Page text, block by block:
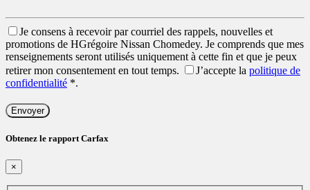
Je consens à recevoir par courriel des rappels, nouvelles et
promotions de HGrégoire Nissan Chomedey. Je comprends que mes
renseignements seront utilisés uniquement à cette fin et que je peux
retirer mon consentement en tout temps.
J’accepte la politique de
confidentialité *.
Obtenez le rapport Carfax
×